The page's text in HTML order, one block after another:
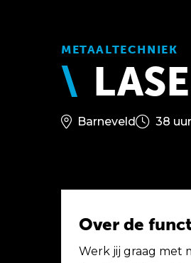
METAALTECHNIEK
Barneveld 38
Over de
Werk jij graag met